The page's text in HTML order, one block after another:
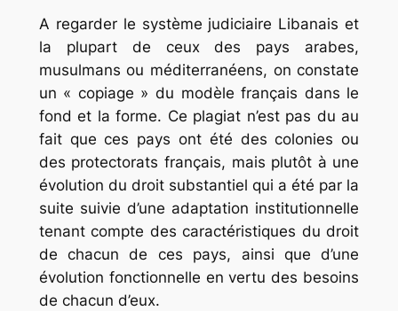
A regarder le système judiciaire Libanais et
la plupart de ceux des pays arabes,
musulmans ou méditerranéens, on constate
un « copiage » du modèle français dans le
fond et la forme. Ce plagiat n’est pas du au
fait que ces pays ont été des colonies ou
des protectorats français, mais plutôt à une
évolution du droit substantiel qui a été par la
suite suivie d’une adaptation institutionnelle
tenant compte des caractéristiques du droit
de chacun de ces pays, ainsi que d’une
évolution fonctionnelle en vertu des besoins
de chacun d’eux.